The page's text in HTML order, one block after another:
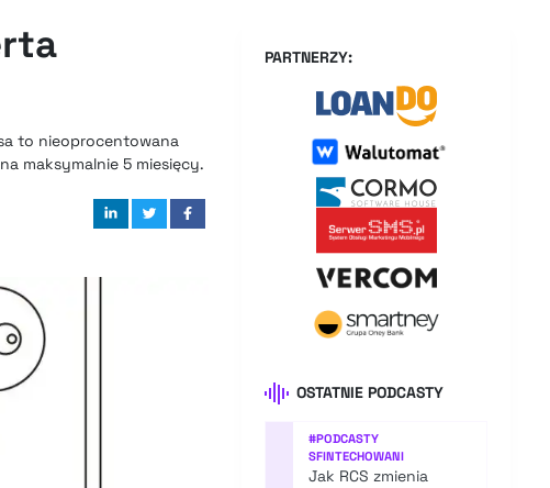
to nieoprocentowana
maksymalnie 5 miesięcy.
PARTNERZY:
OSTATNIE PODCASTY
#PODCASTY
SFINTECHOWANI
Jak RCS zmienia